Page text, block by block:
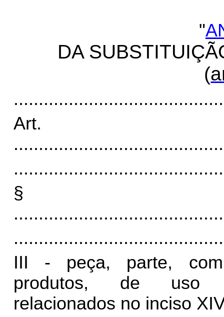
"
DA
(
§
III - peça, parte,
produtos, de uso
relacionados no inciso